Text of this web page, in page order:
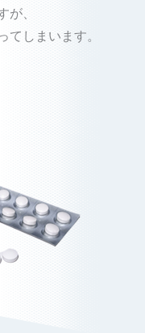
、
しまいます。